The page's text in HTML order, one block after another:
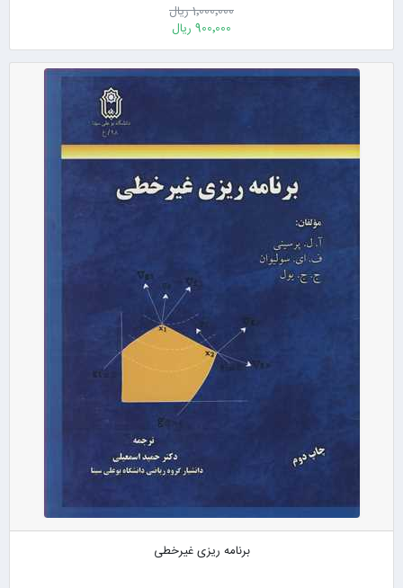
1٬000٬000 ریال
900٬000 ریال
برنامه ریزی غیرخطی